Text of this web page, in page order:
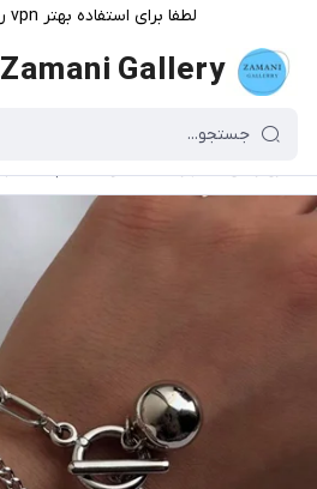
لطفا برای استفاده بهتر vpn را خاموش کنید
Zamani Gallery